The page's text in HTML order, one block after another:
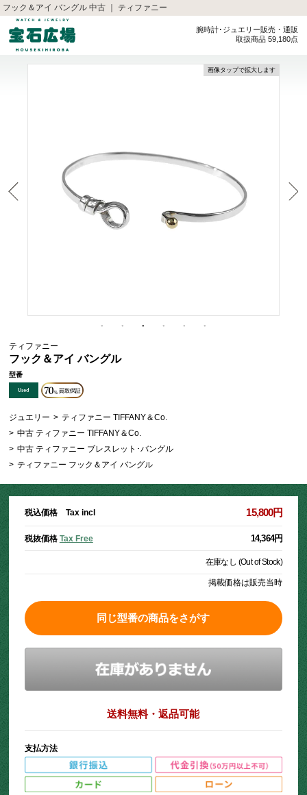
フック＆アイ バングル 中古 ｜ ティファニー
腕時計･ジュエリー販売・通販
取扱商品 59,180点
画像タップで拡大します
ティファニー
フック＆アイ バングル
型番
ジュエリー > ティファニー TIFFANY＆Co.
> 中古 ティファニー TIFFANY＆Co.
> 中古 ティファニー ブレスレット･バングル
> ティファニー フック＆アイ バングル
税込価格 Tax incl 15,800円
税抜価格 Tax Free 14,364円
在庫なし (Out of Stock)
掲載価格は販売当時
同じ型番の商品をさがす
送料無料・返品可能
支払方法